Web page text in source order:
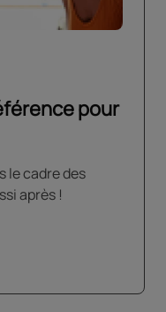
pour
le cadre des
après !